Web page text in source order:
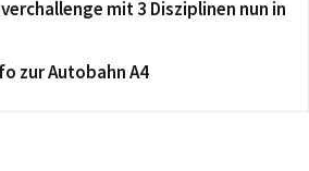
mit 3 Disziplinen nun in
zur Autobahn A4